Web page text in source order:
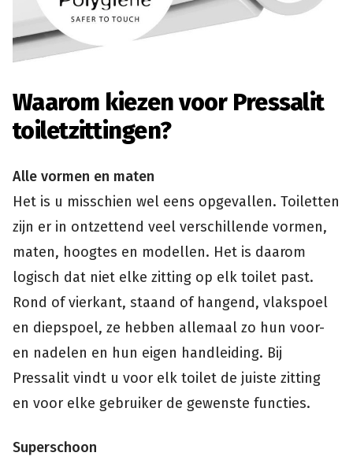
Waarom kiezen voor Pressalit
toiletzittingen?
Alle vormen en maten
Het is u misschien wel eens opgevallen. Toiletten
zijn er in ontzettend veel verschillende vormen,
maten, hoogtes en modellen. Het is daarom
logisch dat niet elke zitting op elk toilet past.
Rond of vierkant, staand of hangend, vlakspoel
en diepspoel, ze hebben allemaal zo hun voor-
en nadelen en hun eigen handleiding. Bij
Pressalit vindt u voor elk toilet de juiste zitting
en voor elke gebruiker de gewenste functies.
Superschoon